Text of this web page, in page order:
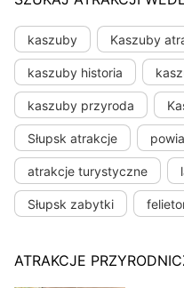
kaszuby Kaszuby
kaszuby historia
kaszuby przyroda
Słupsk atrakcje
atrakcje turystyczne
Słupsk zabytki
ATRAKCJE